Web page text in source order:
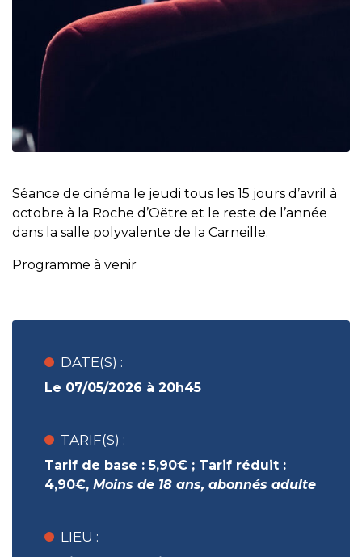
Séance de cinéma le jeudi tous les 15 jours d’avril à
octobre à la Roche d’Oëtre et le reste de l’année
dans la salle polyvalente de la Carneille.
Programme à venir
DATE(S) :
Le 07/05/2026 à 20h45
TARIF(S) :
Tarif de base :5,90€ ; Tarif réduit :
4,90€, Moins de 18 ans, abonnés adulte
LIEU :